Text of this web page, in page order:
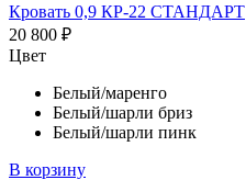
Кровать 0,9 КР-22 СТАНДАРТ
20 800 ₽
Цвет
Белый/маренго
Белый/шарли бриз
Белый/шарли пинк
В корзину